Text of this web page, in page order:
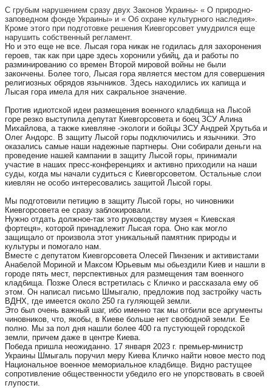
С грубым нарушением сразу двух Законов Украины- « О природно-
заповедном фонде Украины» и « Об охране культурного наследия».
Кроме этого при подготовке решения Киевгорсовет умудрился еще
нарушить собственный регламент.
Но и это еще не все. Лысая гора никак не годилась для захоронения
героев, так как при царе здесь хоронили убийц, да и работы по
разминированию со времен Второй мировой войны не были
закончены. Более того, Лысая гора является местом для совершения
религиозных обрядов язычников. Здесь находились их капища и
Лысая гора имела для них сакральное значение.
Против идиотской идеи размещения военного кладбища на Лысой
горе резко выступила депутат Киевгорсовета и боец ЗСУ Алина
Михайлова, а также киевляне -экологи и бойцы ЗСУ Андрей Хрутьба и
Олег Андорс. В защиту Лысой горы подключились и язычники. Это
оказались самые наши надежные партнеры. Они собирали деньги на
проведение нашей кампании в защиту Лысой горы, принимали
участие в наших пресс-конференциях и активно приходили на наши
суды, когда мы начали судиться с Киевгорсоветом. Остальные слои
киевлян не особо интересовались защитой Лысой горы.
Мы подготовили петицию в защиту Лысой горы, но чиновники
Киевгорсовета ее сразу заблокировали.
Нужно отдать должное-так это руководству музея « Киевская
фортеця», которой принадлежит Лысая гора. Оно как могло
защищало от произвола этот уникальный памятник природы и
культуры и помогало нам.
Вместе с депутатом Киевгорсовета Олесей Пинзеник и активистами
Анабелой Мориной и Максом Юрьевым мы обьездили Киев и нашли в
городе пять мест, перспективных для размещения там военного
кладбища. Позже Олеся встретилась с Кличко и рассказала ему об
этом. Он написал письмо Шмыгалю, предложив под застройку часть
ВДНХ, где имеется около 250 га гуляющей земли.
Это был очень важный шаг, ибо именно так мы отбили все аргументы
чиновников, что, якобы, в Киеве больше нет свободной земли. Ее
полно. Мы за пол дня нашли более 400 га пустующей городской
земли, причем даже в центре Киева.
Победа пришла неожиданно. 17 января 2023 г. премьер-министр
Украины Шмыгаль поручил меру Киева Кличко найти новое место под
Национальное военное мемориальное кладбище. Видно растущее
сопротивление общественности убедило его не упорствовать в своей
глупости.